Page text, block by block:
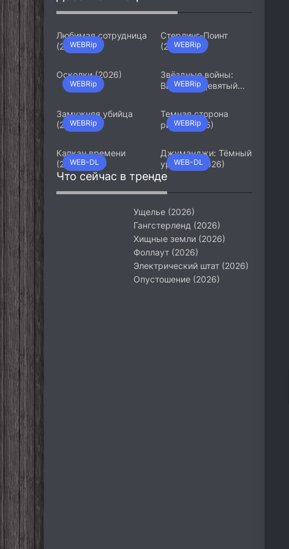
WEBRip
Любимая сотрудница
(2026)
WEBRip
Стерлинг-Поинт
(2026)
WEBRip
Осколки (2026)
WEBRip
Звёздные войны:
Видения. Девятый
WEBRip
Замужняя убийца
(2026)
WEBRip
Темная сторона
ринга (2026)
WEB-DL
Капкан времени
(2026)
WEB-DL
Джуманджи: Тёмный
уровень (2026)
Что сейчас в тренде
Ущелье (2026)
Гангстерленд (2026)
Хищные земли (2026)
Фоллаут (2026)
Электрический штат (2026)
Опустошение (2026)